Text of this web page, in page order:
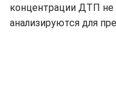
концентрации ДТП не
анализируются для